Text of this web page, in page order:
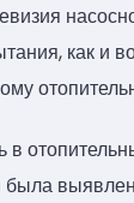
как и